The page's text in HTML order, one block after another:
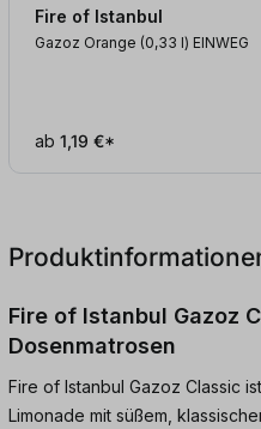
Fire of Istanbul
Gazoz Orange (0,33 l) EINWEG
ab 1,19 €*
Fire of Istanbul Gazoz
Dosenmatrosen
Fire of Istanbul Gazoz Classic
Limonade mit süßem,